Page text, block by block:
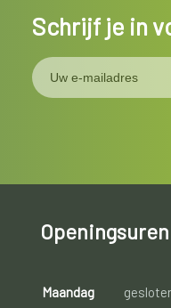
Schrijf je in
Openingsuren
Maandag